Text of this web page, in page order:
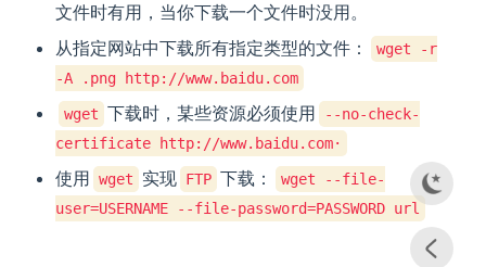
文件时有用，当你下载一个文件时没用。
从指定网站中下载所有指定类型的文件：
wget -r
-A .png http://www.baidu.com
wget 下载时，某些资源必须使用
--no-check-
certificate http://www.baidu.com·
使用 wget 实现 FTP 下载：
wget --file-
user=USERNAME --file-password=PASSWORD url